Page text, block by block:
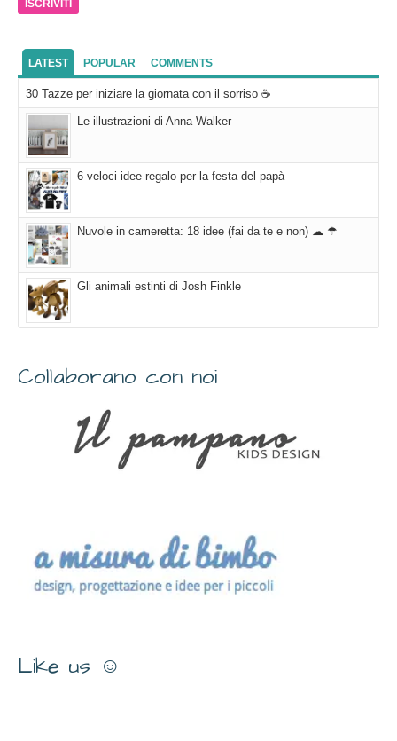
mail
LATEST POPULAR COMMENTS
30 Tazze per iniziare la giornata con il sorriso ☕
Le illustrazioni di Anna Walker
6 veloci idee regalo per la festa del papà
Nuvole in cameretta: 18 idee (fai da te e non) ☁ ☂
Gli animali estinti di Josh Finkle
Collaborano con noi
Like us ☺